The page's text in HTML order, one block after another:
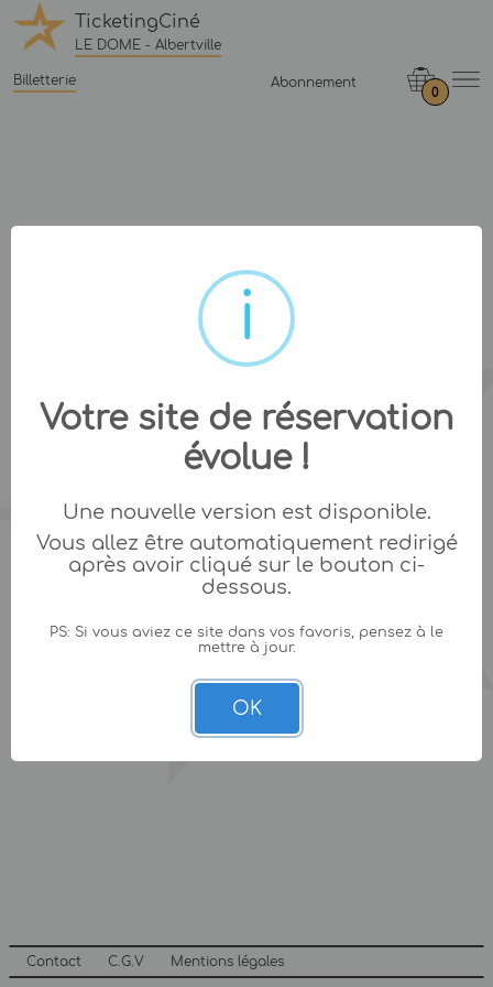
TicketingCiné
LE DOME - Albertville
Billetterie Abonnement
0
Contact C.G.V Mentions légales
Votre site de réservation
évolue !
Une nouvelle version est disponible.
Vous allez être automatiquement redirigé
après avoir cliqué sur le bouton ci-
dessous.
PS: Si vous aviez ce site dans vos favoris, pensez à le
mettre à jour.
OK